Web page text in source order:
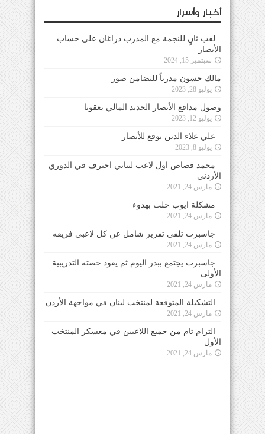
أخبار وأسرار
لقب ثانٍ للنجمة مع المدرب دراغان على حساب
الأنصار
سبتمبر 15, 2024
مالك حسون مدرباً للتضامن صور
يوليو 28, 2023
وصول مدافع الأنصار الجديد المالي يعقوبا
يوليو 12, 2023
علي علاء الدين يوقع للأنصار
يوليو 8, 2023
محمد قصاص اول لاعب لبناني احترف في الدوري
الأردني
مارس 24, 2021
مشكلة ايوب حلت بهدوء
مارس 24, 2021
جاسبرت تلقى تقرير شامل عن كل لاعبي فريقه
مارس 24, 2021
جاسبرت يجتمع ببدر اليوم ثم يقود حصته التدريبية
الأولى
مارس 24, 2021
التشكيلة المتوقعة لمنتخب لبنان في مواجهة الأردن
مارس 24, 2021
التزام تام من جميع اللاعبين في معسكر المنتخب
الأول
مارس 24, 2021